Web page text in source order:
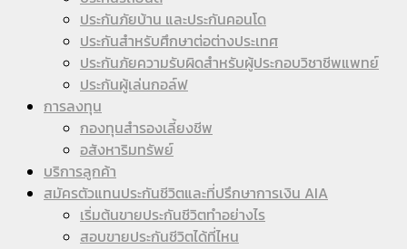
ประกันภัยบ้าน และประกันคอนโด
ประกันสำหรับศึกษาต่อต่างประเทศ
ประกันภัยความรับผิดสำหรับผู้ประกอบวิชาชีพแพทย์
ประกันผู้เล่นกอล์ฟ
การลงทุน
กองทุนสำรองเลี้ยงชีพ
อสังหาริมทรัพย์
บริการลูกค้า
สมัครตัวแทนประกันชีวิตและที่ปรึกษาการเงิน AIA
เริ่มต้นขายประกันชีวิตทำอย่างไร
สอบขายประกันชีวิตได้ที่ไหน